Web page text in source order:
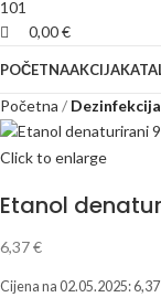
0,00€
POČETNAAKCIJA
Početna
Click to enlarge
Etanol
6,37€
Cijena na 02.05.2025: 6,37